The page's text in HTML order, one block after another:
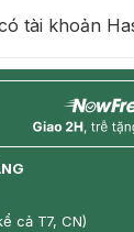
tài khoản
nowfree
cả T7, CN)